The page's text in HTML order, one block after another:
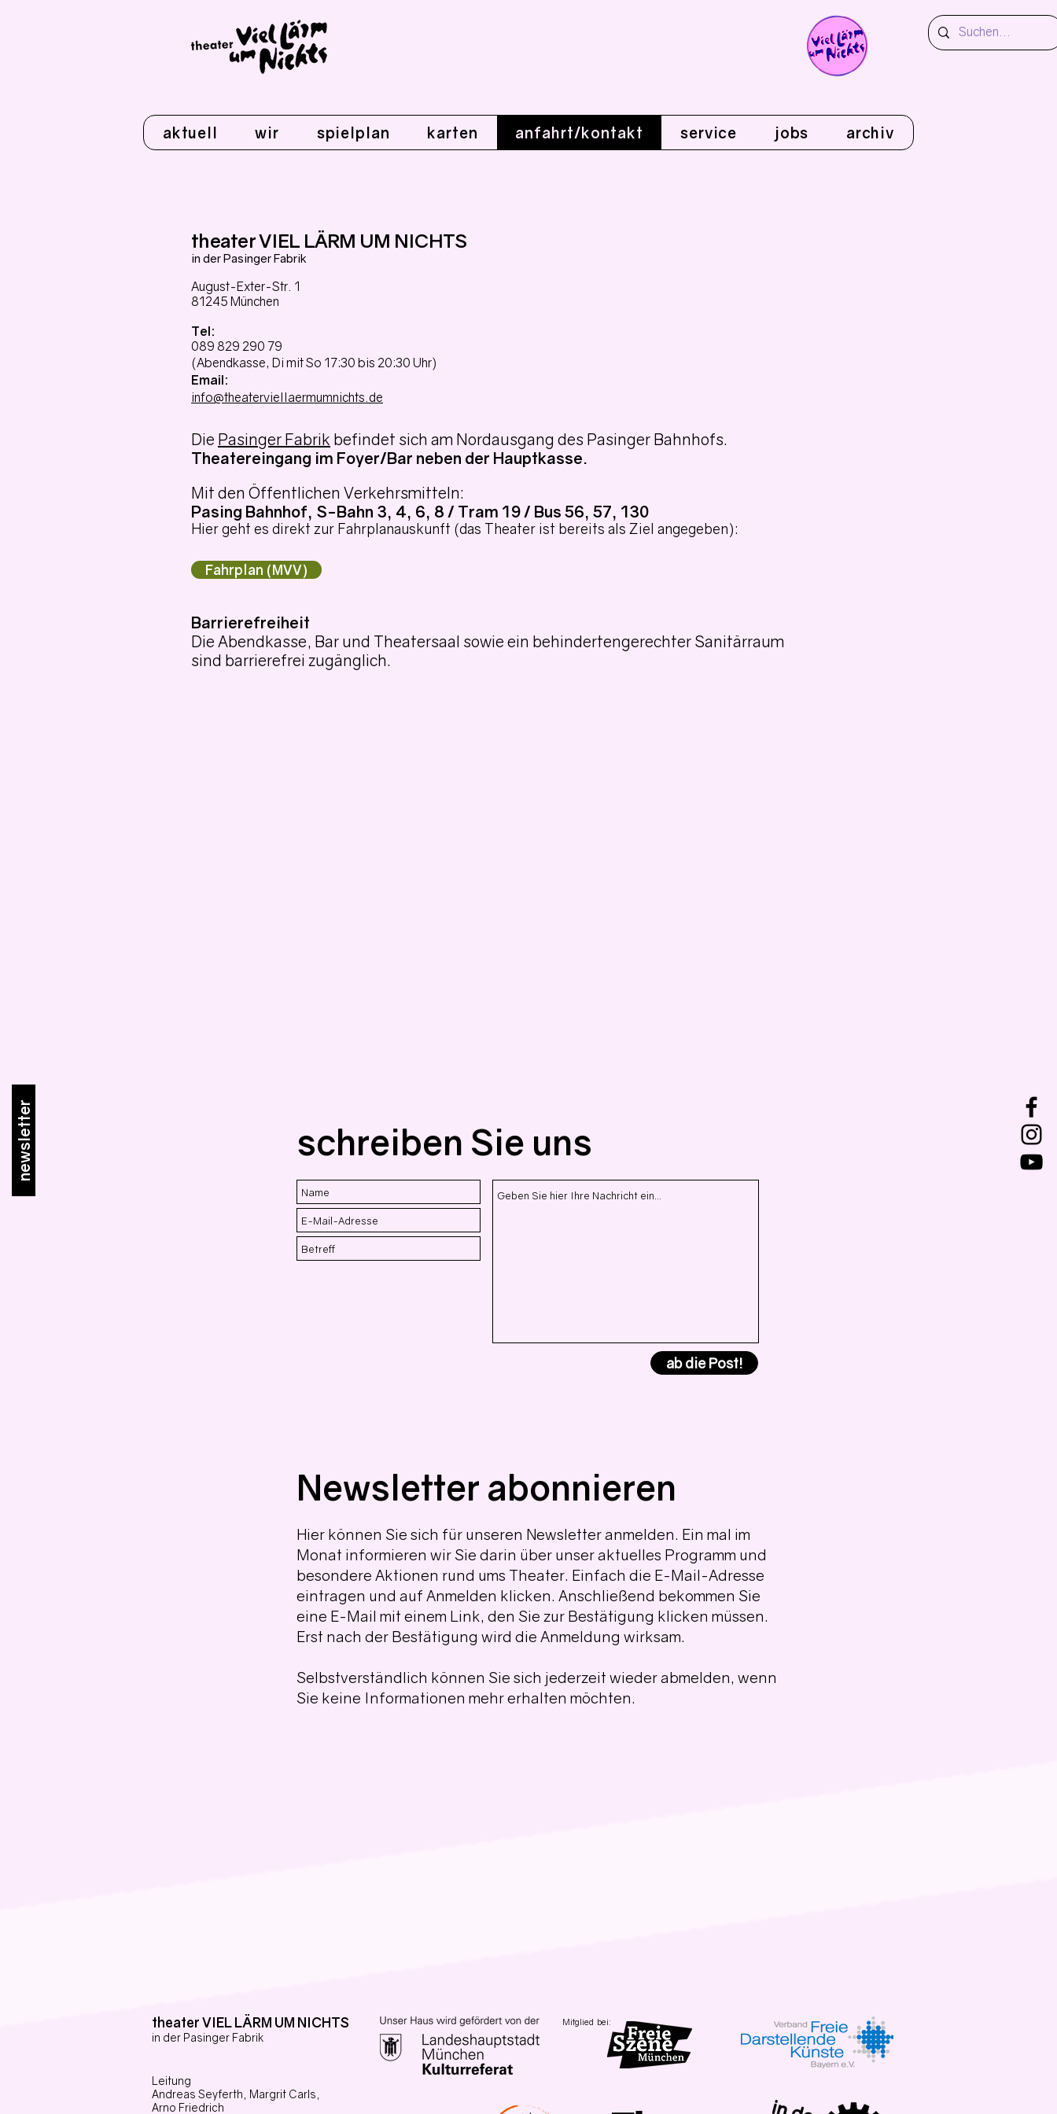
aktuell wir spielplan karten anfahrt/kontakt service jobs archiv
newsletter
theater VIEL LÄRM UM NICHTS
in der Pasinger Fabrik
August-Exter-Str. 1
81245 München
Tel:
089 829 290 79
(Abendkasse, Di mit So 17:30 bis 20:30 Uhr)
Email:
info@theaterviellaermumnichts.de
Die Pasinger Fabrik befindet sich am Nordausgang des Pasinger Bahnhofs.
Theatereingang im Foyer/Bar neben der Hauptkasse.
Mit den Öffentlichen Verkehrsmitteln:
Pasing Bahnhof, S-Bahn 3, 4, 6, 8 / Tram 19 / Bus 56, 57, 130
Hier geht es direkt zur Fahrplanauskunft (das Theater ist bereits als Ziel angegeben):
Barrierefreiheit
Die Abendkasse, Bar und Theatersaal sowie ein behindertengerechter Sanitärraum
sind barrierefrei zugänglich.
Fahrplan (MVV)
schreiben Sie uns
ab die Post!
Newsletter abonnieren
Hier können Sie sich für unseren Newsletter anmelden. Ein mal im
Monat informieren wir Sie darin über unser aktuelles Programm und
besondere Aktionen rund ums Theater. Einfach die E-Mail-Adresse
eintragen und auf Anmelden klicken. Anschließend bekommen Sie
eine E-Mail mit einem Link, den Sie zur Bestätigung klicken müssen.
Erst nach der Bestätigung wird die Anmeldung wirksam.
Selbstverständlich können Sie sich jederzeit wieder abmelden, wenn
Sie keine Informationen mehr erhalten möchten.
theater VIEL LÄRM UM NICHTS
in der Pasinger Fabrik
Leitung
Andreas Seyferth, Margrit Carls,
Arno Friedrich
Mitglied bei: